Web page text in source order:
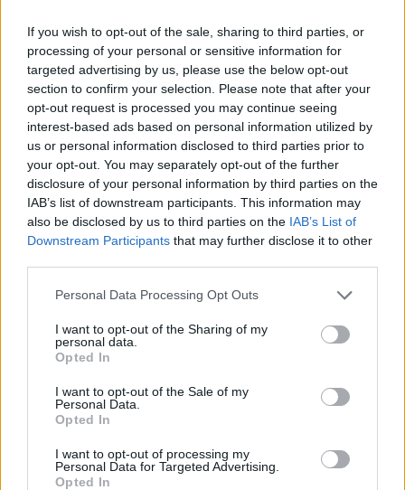
If you wish to opt-out of the sale, sharing to third parties, or
processing of your personal or sensitive information for
targeted advertising by us, please use the below opt-out
section to confirm your selection. Please note that after your
opt-out request is processed you may continue seeing
interest-based ads based on personal information utilized by
us or personal information disclosed to third parties prior to
your opt-out. You may separately opt-out of the further
disclosure of your personal information by third parties on the
IAB’s list of downstream participants. This information may
also be disclosed by us to third parties on the IAB’s List of
Downstream Participants that may further disclose it to other
Personal Data Processing Opt Outs
I want to opt-out of the Sharing of my
personal data.
Opted In
I want to opt-out of the Sale of my
Personal Data.
Opted In
I want to opt-out of processing my
Personal Data for Targeted Advertising.
Opted In
μέσα στο μποστάνι
SHOWBIZ
Ξετρελαμένη η Μπακλέση:
«Τρώγεται αυτή η πατούσα;» - Η
πρώτη φωτογραφία από το
μαιευτήριο!
MEDIA
Ντέρτι: Έρχεται στο νέο πρόγραμμα
του Ant1 - Πώς ξεδιπλώνεται η
ιστορία της Στέλλας & της Ξένιας
Τα smart σύνολα της Σταματίνας
Τσιμτσιλή φοριούνται από το πρωί
Μήλος: Πώς έγινε η διάσωση του 33χρονου από τον
βράχο 20 μέτρων στη Φυριπλάκα - Φωτογραφίες
Μίλτος Τεντόγλου: Στον τελικό του μήκους με άλμα
στα 8,26μ. – Κυνηγά το 4ο σερί χρυσό